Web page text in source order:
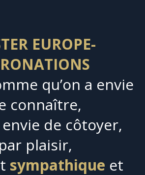
EUROPE-
qu’on a envie
connaître,
envie de côtoyer,
par plaisir,
sympathique et